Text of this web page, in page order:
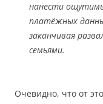
нанести
платёжных
заканчивая
семьями.
Очевидно, что от